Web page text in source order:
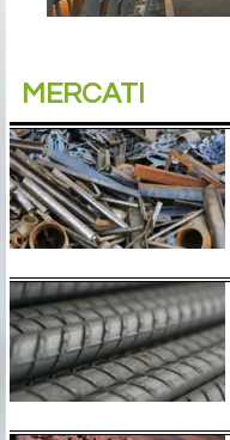
MERCATI